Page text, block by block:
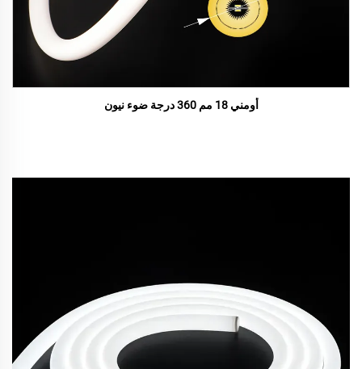
أومني 18 مم 360 درجة ضوء نيون